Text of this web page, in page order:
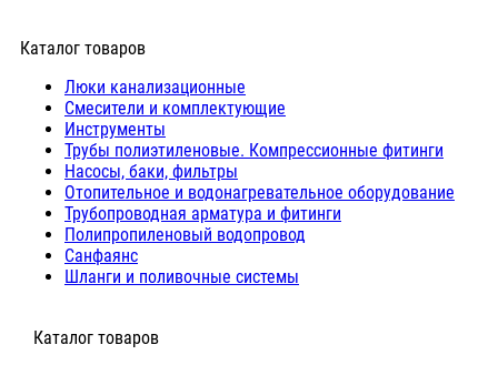
Каталог товаров
Люки канализационные
Cмесители и комплектующие
Инструменты
Трубы полиэтиленовые. Компрессионные фитинги
Насосы, баки, фильтры
Отопительное и водонагревательное оборудование
Трубопроводная арматура и фитинги
Полипропиленовый водопровод
Санфаянс
Шланги и поливочные системы
⠀Каталог товаров